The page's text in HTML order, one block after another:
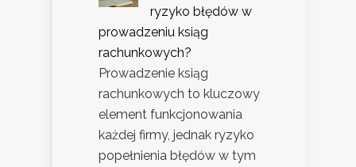
ryzyko błędów w
prowadzeniu ksiąg
rachunkowych?
Prowadzenie ksiąg
rachunkowych to kluczowy
element funkcjonowania
każdej firmy, jednak ryzyko
popełnienia błędów w tym